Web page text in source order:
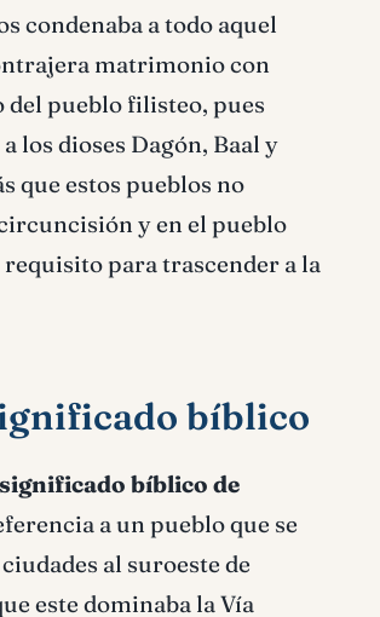
condenaba a todo aquel
matrimonio con
pueblo filisteo, pues
los dioses Dagón, Baal y
que estos pueblos no
y en el pueblo
para trascender a la
bíblico
bíblico de
a un pueblo que se
al suroeste de
este dominaba la Vía